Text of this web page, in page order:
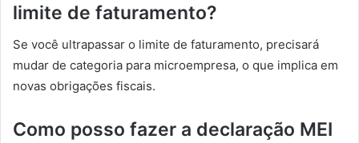
limite de faturamento?
Se você ultrapassar o limite de faturamento, precisará
mudar de categoria para microempresa, o que implica em
novas obrigações fiscais.
Como posso fazer a declaração MEI